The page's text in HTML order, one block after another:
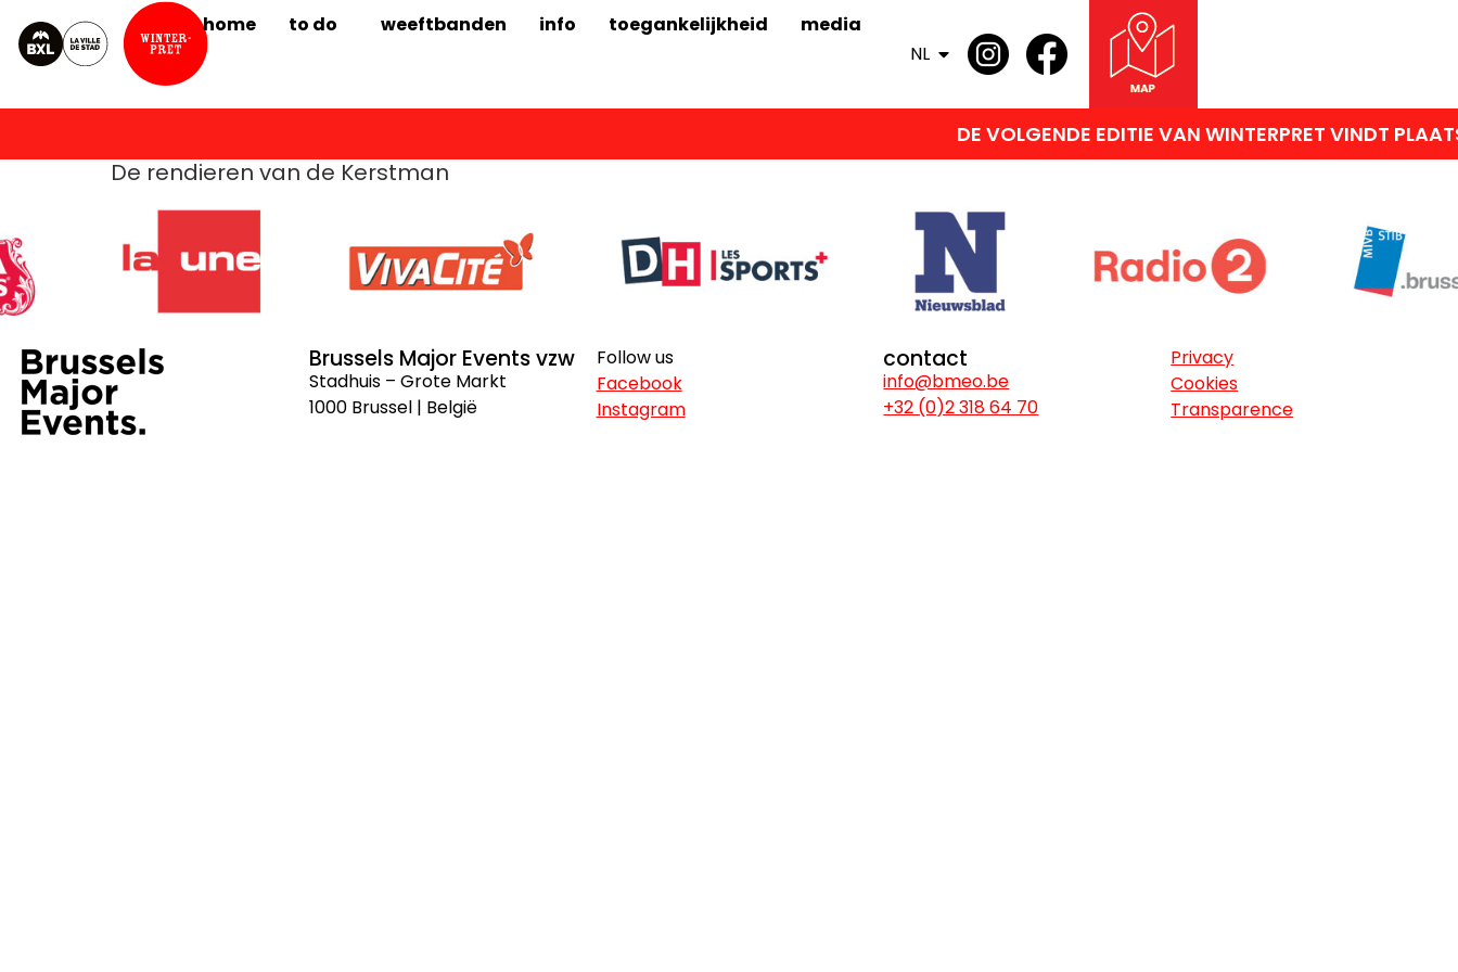
home to do weeftbanden info toegankelijkheid
media
NL
DE VOLGENDE EDITIE VAN WINTERPRET VINDT
De rendieren van de Kerstman
Brussels Major Events vzw
Stadhuis – Grote Markt
1000 Brussel | België
Follow us
Facebook
Instagram
contact
info@bmeo.be
+32 (0)2 318 64 70
Privacy
Cookies
Transparence